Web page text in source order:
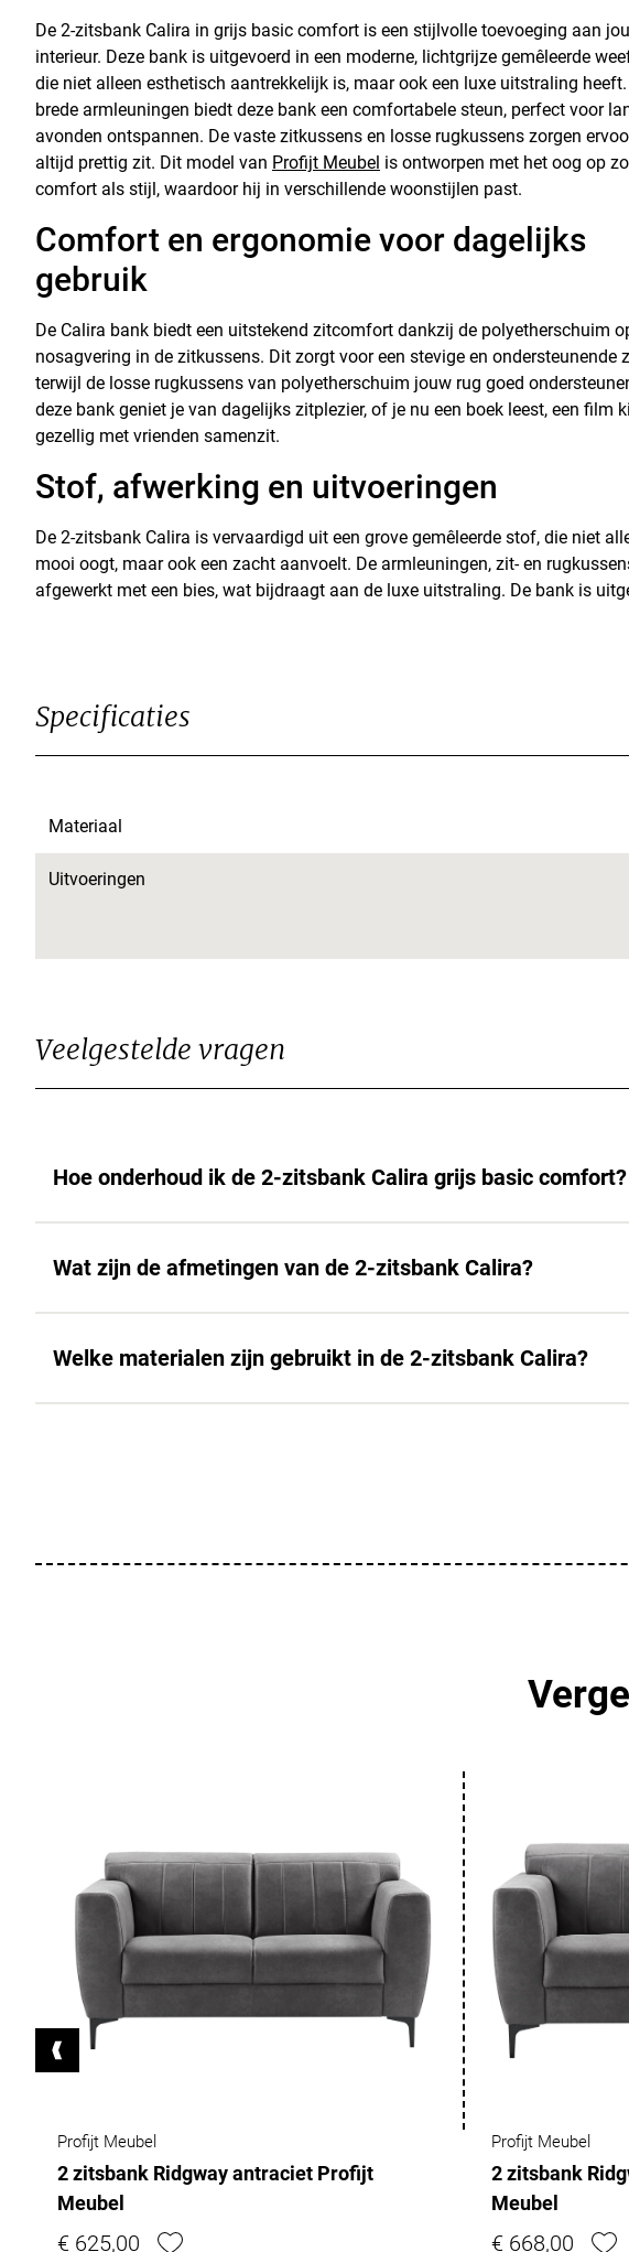
De 2-zitsbank Calira in grijs basic comfort is een stijlvolle toevoeging aan
interieur. Deze bank is uitgevoerd in een moderne, lichtgrijze gemêleerde
die niet alleen esthetisch aantrekkelijk is, maar ook een luxe uitstraling
brede armleuningen biedt deze bank een comfortabele steun, perfect voor
avonden ontspannen. De vaste zitkussens en losse rugkussens zorgen
altijd prettig zit. Dit model van Profijt Meubel is ontworpen met het oog op
comfort als stijl, waardoor hij in verschillende woonstijlen past.
Comfort en ergonomie voor dagelijks
gebruik
De Calira bank biedt een uitstekend zitcomfort dankzij de polyetherschuim
nosagvering in de zitkussens. Dit zorgt voor een stevige en ondersteunende
terwijl de losse rugkussens van polyetherschuim jouw rug goed
deze bank geniet je van dagelijks zitplezier, of je nu een boek leest, een film
gezellig met vrienden samenzit.
Stof, afwerking en uitvoeringen
De 2-zitsbank Calira is vervaardigd uit een grove gemêleerde stof, die niet
mooi oogt, maar ook een zacht aanvoelt. De armleuningen, zit- en
afgewerkt met een bies, wat bijdraagt aan de luxe uitstraling. De bank is
Specificaties
Materiaal
Uitvoeringen
Veelgestelde vragen
Hoe onderhoud ik de 2-zitsbank Calira grijs basic comfort?
Wat zijn de afmetingen van de 2-zitsbank Calira?
Welke materialen zijn gebruikt in de 2-zitsbank Calira?
Profijt Meubel
2 zitsbank Ridgway antraciet Profijt
Meubel
€ 625,00
Profijt Meubel
2 zitsbank
Meubel
€ 668,00